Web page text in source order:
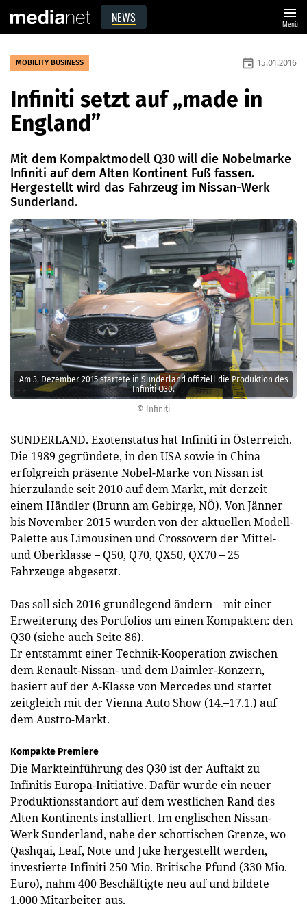
NEWS menu
Menü
© Infiniti
Am 3. Dezember 2015 startete in Sunderland offiziell die Produktion des
Infiniti Q30.
MOBILITY BUSINESS event 15.01.2016
Infiniti setzt auf „made in
England”
Mit dem Kompaktmodell Q30 will die Nobelmarke
Infiniti auf dem Alten Kontinent Fuß fassen.
Hergestellt wird das ­Fahrzeug im Nissan-Werk
Sunderland.
SUNDERLAND. Exotenstatus hat Infiniti in Österreich.
Die 1989 gegründete, in den USA sowie in China
erfolgreich präsente Nobel-Marke von Nissan ist
hierzulande seit 2010 auf dem Markt, mit derzeit
einem Händler (Brunn am Gebirge, NÖ). Von Jänner
bis November 2015 wurden von der aktuellen Modell-
Palette aus Limousinen und Crossovern der Mittel-
und Oberklasse – Q50, Q70, QX50, QX70 – 25
Fahrzeuge abgesetzt.
Das soll sich 2016 grundlegend ändern – mit einer
Erweiterung des Portfolios um einen Kompakten: den
Q30 (siehe auch Seite 86).
Er entstammt einer Technik-­Kooperation zwischen
dem ­Renault-Nissan- und dem Daimler-Konzern,
basiert auf der A-Klasse von Mercedes und startet
zeitgleich mit der Vienna Auto Show (14.–17.1.) auf
dem Austro-Markt.
Kompakte Premiere
Die Markteinführung des Q30 ist der Auftakt zu
Infinitis Europa-Initiative. Dafür wurde ein neuer
Produktionsstandort auf dem westlichen Rand des
Alten Kontinents installiert. Im englischen Nissan-
Werk Sunderland, nahe der schottischen Grenze, wo
Qashqai, Leaf, Note und Juke hergestellt werden,
investierte Infiniti 250 Mio. Britische Pfund (330 Mio.
Euro), nahm 400 Beschäftigte neu auf und bildete
1.000 Mitarbeiter aus.